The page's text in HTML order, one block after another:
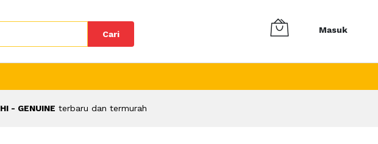
Cari Masuk
- GENUINE terbaru dan termurah